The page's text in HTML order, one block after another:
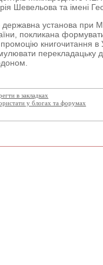
Шевельова та імені
державна установа при
покликана
книгочитання в
перекладацьку
в закладках
у блогах та форумах